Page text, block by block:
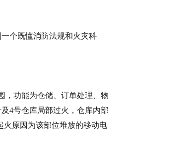
个既懂消防法规和火灾科
，功能为仓储、订单处理、物
4号仓库局部过火，仓库内部
火原因为该部位堆放的移动电